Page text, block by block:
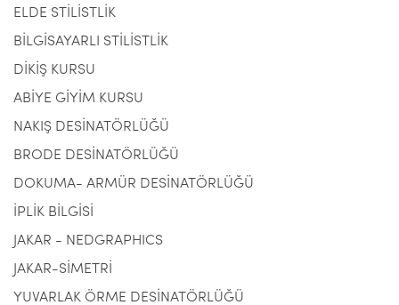
ELDE STİLİSTLİK
BİLGİSAYARLI STİLİSTLİK
DİKİŞ KURSU
ABİYE GİYİM KURSU
NAKIŞ DESİNATÖRLÜĞÜ
BRODE DESİNATÖRLÜĞÜ
DOKUMA- ARMÜR DESİNATÖRLÜĞÜ
İPLİK BİLGİSİ
JAKAR - NEDGRAPHICS
JAKAR-SİMETRİ
YUVARLAK ÖRME DESİNATÖRLÜĞÜ